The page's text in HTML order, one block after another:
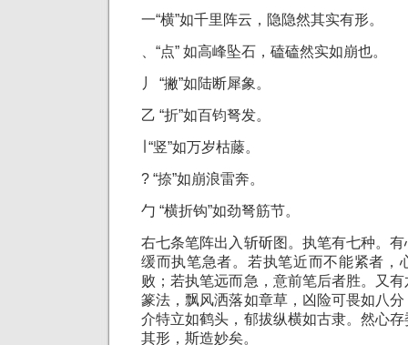
一“横”如千里阵云，隐隐然其实有形。
、“点” 如高峰坠石，磕磕然实如崩也。
丿 “撇”如陆断犀象。
乙 “折”如百钧弩发。
∣ “竖”如万岁枯藤。
? “捺”如崩浪雷奔。
勹 “横折钩”如劲弩筋节。
右七条笔阵出入斩斫图。执笔有七种。
缓而执笔急者。若执笔近而不能紧者，
败；若执笔远而急，意前笔后者胜。又
篆法，飘风洒落如章草，凶险可畏如八
介特立如鹤头，郁拔纵横如古隶。然心
其形，斯造妙矣。